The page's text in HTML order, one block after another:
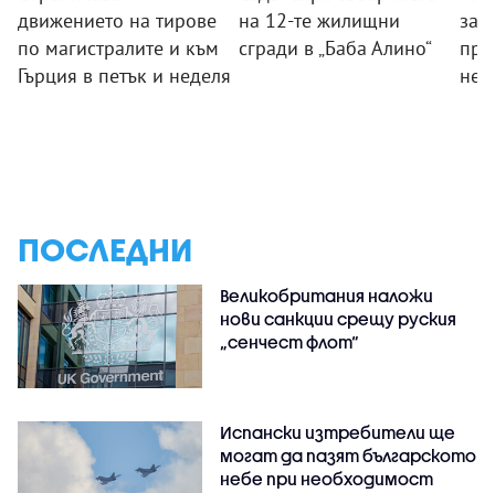
движението на тирове
по магистралите и към
Гърция в петък и неделя
на 12-те жилищни
сгради в „Баба Алино“
ПОСЛЕДНИ
Великобритания наложи
нови санкции срещу руския
„сенчест флот“
Испански изтребители ще
могат да пазят българското
небе при необходимост